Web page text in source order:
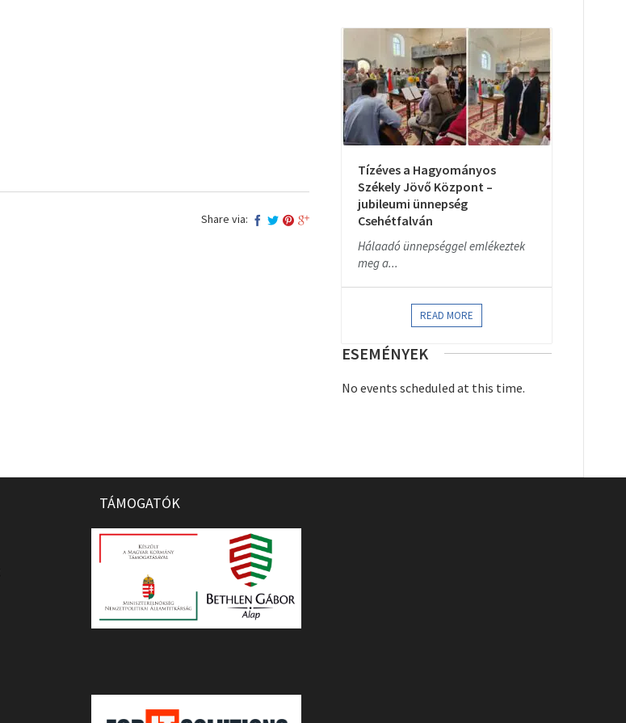
Share via:
Tízéves a Hagyományos
Székely Jövő Központ –
jubileumi ünnepség
Csehétfalván
Hálaadó ünnepséggel emlékeztek
meg a...
READ MORE
ESEMÉNYEK
No events scheduled at this time.
TÁMOGATÓK